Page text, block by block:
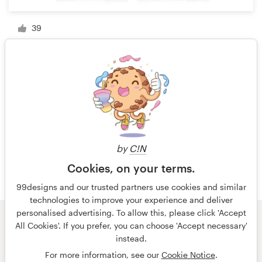
by C!N
Cookies, on your terms.
99designs and our trusted partners use cookies and similar
technologies to improve your experience and deliver
personalised advertising. To allow this, please click 'Accept
All Cookies'. If you prefer, you can choose 'Accept necessary'
instead.
For more information, see our Cookie Notice.
39
1 van 4
© 99designs
door Vista
Algemene voorwaarden